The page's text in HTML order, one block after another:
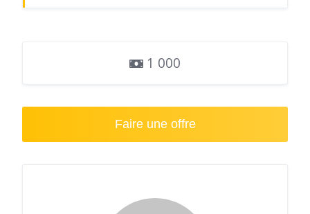
1 000
Faire une offre